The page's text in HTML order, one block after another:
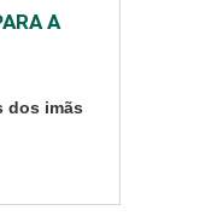
que o vapor
está sendo
durante o
A
dos imãs